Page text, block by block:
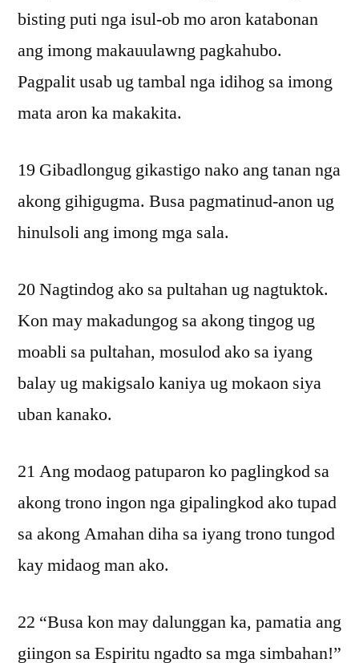
bisting puti nga isul-ob mo aron katabonan
ang imong makauulawng pagkahubo.
Pagpalit usab ug tambal nga idihog sa imong
mata aron ka makakita.
19 Gibadlongug gikastigo nako ang tanan nga
akong gihigugma. Busa pagmatinud-anon ug
hinulsoli ang imong mga sala.
20 Nagtindog ako sa pultahan ug nagtuktok.
Kon may makadungog sa akong tingog ug
moabli sa pultahan, mosulod ako sa iyang
balay ug makigsalo kaniya ug mokaon siya
uban kanako.
21 Ang modaog patuparon ko paglingkod sa
akong trono ingon nga gipalingkod ako tupad
sa akong Amahan diha sa iyang trono tungod
kay midaog man ako.
22 “Busa kon may dalunggan ka, pamatia ang
giingon sa Espiritu ngadto sa mga simbahan!”